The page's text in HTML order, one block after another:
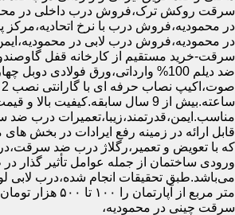
سرقت روکش ترک،فروش درب داخلی در
در محمودیه،فروش درب با نرخ
در محمودیه،فروش درب لابی در
سرقت-خرید مستقیم از کارخانه قفل
ضد دیلم 100% وارداتی،ورق فولادی
ساعته.بیش از 9 سال سابقه.کیفیت بالا و
مناسب.ایمن،قدرتمند،زیبا،تعمیرات درب
قابل ارائه در زمینه رفع ایرادات در بخش
که با تعویض و تعمیر،رگلاژ درب ضد
ورودی ساختمان از جمله عوامل تأثیر گذار
می‌باشد.طبق تحقیقات انجام شده،درب لابی
متر مربع از
سرقت چینی در محمودیه،